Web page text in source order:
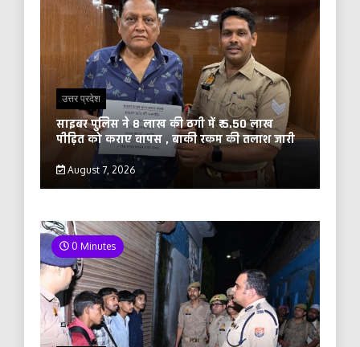
उत्तर प्रदेश
साइबर पुलिस ने 8 लाख की ठगी में ₹ 5.50 लाख
पीड़ित को कराए वापस , बाकी रकम की तलाश जारी
August 7, 2026
0 Minutes